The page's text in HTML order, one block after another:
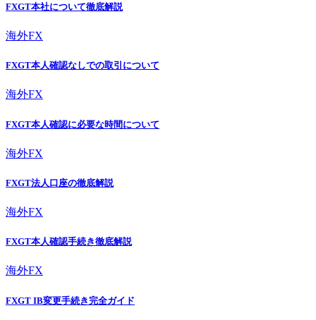
FXGT本社について徹底解説
海外FX
FXGT本人確認なしでの取引について
海外FX
FXGT本人確認に必要な時間について
海外FX
FXGT法人口座の徹底解説
海外FX
FXGT本人確認手続き徹底解説
海外FX
FXGT IB変更手続き完全ガイド